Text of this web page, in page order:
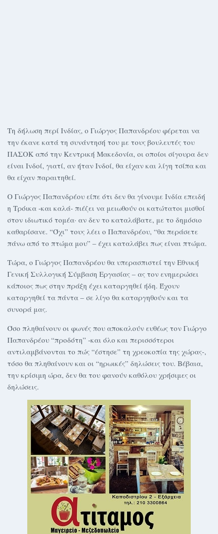
Τη δήλωση περί Ινδίας, ο Γιώργος Παπανδρέου φέρεται να
την έκανε κατά τη συνάντησή του με τους βουλευτές του
ΠΑΣΟΚ από την Κεντρική Μακεδονία, οι οποίοι σίγουρα δεν
είναι Ινδοί, γιατί, αν ήταν Ινδοί, θα είχαν και λίγη τσίπα και
θα είχαν παραιτηθεί.
Ο Γιώργος Παπανδρέου είπε ότι δεν θα γίνουμε Ινδία επειδή
η Τρόικα -και καλά- πιέζει να μειωθούν οι κατώτατοι μισθοί
στον ιδιωτικό τομέα· αν δεν το καταλάβατε, με το δημόσιο
καθαρίσανε. “Όχι” τους λέει ο Παπανδρέου, “θα περάσετε
πάνω από το πτώμα μου” – έχει καταλάβει πως είναι πτώμα.
Τώρα, ο Γιώργος Παπανδρέου θα υπερασπιστεί την Εθνική
Γενική Συλλογική Σύμβαση Εργασίας – ας τον ενημερώσει
κάποιος πως στην πράξη έχει καταργηθεί ήδη. Έχουν
καταργηθεί τα πάντα – σε λίγο θα καταργηθούν και τα
συνορά μας.
Όσο πληθαίνουν οι φωνές που αποκαλούν ευθέως τον Γιώργο
Παπανδρέου “προδότη” -και όλο και περισσότεροι
αντιλαμβάνονται το πώς “έστησε” τη χρεοκοπία της χώρας-,
τόσο θα πληθαίνουν και οι “ηρωικές” δηλώσεις του. Βέβαια,
την κρίσιμη ώρα, δεν θα του φανούν καθόλου χρήσιμες οι
δηλώσεις.